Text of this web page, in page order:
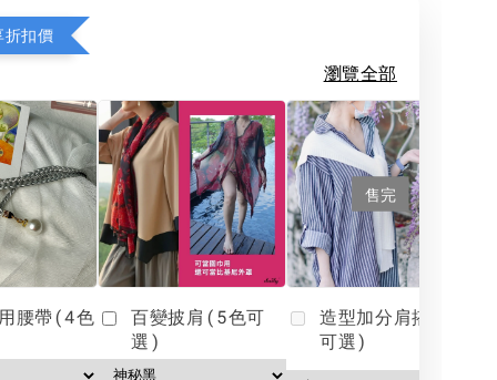
扣價
瀏覽全部
腰帶(4色
百變披肩(5色可
選)
售完
造型加分肩搭(4色
可選)